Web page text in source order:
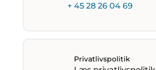
+ 45 28 26 04 69
Privatlivspolitik